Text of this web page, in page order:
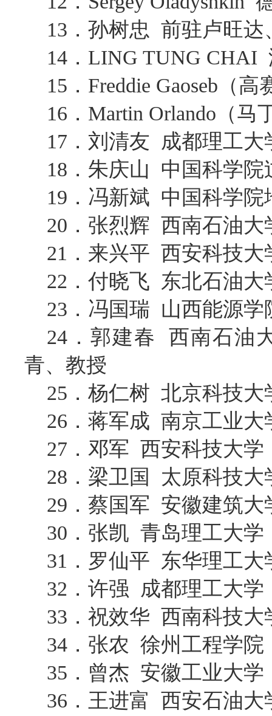
13．孙树忠 前驻卢旺
14．LING TUNG CHAI
15．Freddie Gaoseb（
16．Martin Orlando（
17．刘清友 成都理工
18．朱庆山 中国科学
19．冯新斌 中国科学
20．张烈辉 西南石油
21．来兴平 西安科技
22．付晓飞 东北石油
23．冯国瑞 山西能源
24．郭建春 西南石油
青、教授
25．杨仁树 北京科技
26．蒋军成 南京工业
27．邓军 西安科技大
28．梁卫国 太原科技
29．蔡国军 安徽建筑
30．张凯 青岛理工大
31．罗仙平 东华理工
32．许强 成都理工大
33．祝效华 西南科技
34．张农 徐州工程学
35．曾杰 安徽工业大
36．王进富 西安石油大